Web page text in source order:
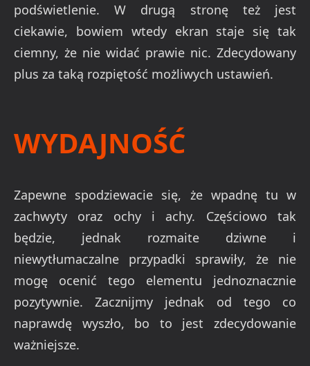
podświetlenie. W drugą stronę też jest
ciekawie, bowiem wtedy ekran staje się tak
ciemny, że nie widać prawie nic. Zdecydowany
plus za taką rozpiętość możliwych ustawień.
WYDAJNOŚĆ
Zapewne spodziewacie się, że wpadnę tu w
zachwyty oraz ochy i achy. Częściowo tak
będzie, jednak rozmaite dziwne i
niewytłumaczalne przypadki sprawiły, że nie
mogę ocenić tego elementu jednoznacznie
pozytywnie. Zacznijmy jednak od tego co
naprawdę wyszło, bo to jest zdecydowanie
ważniejsze.